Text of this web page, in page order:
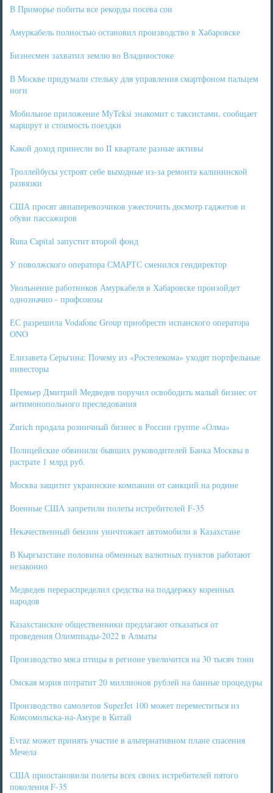
В Приморье побиты все рекорды посева сои
Амуркабель полностью остановил производство в Хабаровске
Бизнесмен захватил землю во Владивостоке
В Москве придумали стельку для управления смартфоном пальцем
ноги
Мобильное приложение MyTeksi знакомит с таксистами, сообщает
маршрут и стоимость поездки
Какой доход принесли во II квартале разные активы
Троллейбусы устроят себе выходные из-за ремонта калининской
развязки
США просят авиаперевозчиков ужесточить досмотр гаджетов и
обуви пассажиров
Runa Capital запустит второй фонд
У поволжского оператора СМАРТС сменился гендиректор
Увольнение работников Амуркабеля в Хабаровске произойдет
однозначно - профсоюзы
ЕС разрешила Vodafone Group приобрести испанского оператора
ONO
Елизавета Серьгина: Почему из «Ростелекома» уходят портфельные
инвесторы
Премьер Дмитрий Медведев поручил освободить малый бизнес от
антимонопольного преследования
Zurich продала розничный бизнес в России группе «Олма»
Полицейские обвинили бывших руководителей Банка Москвы в
растрате 1 млрд руб.
Москва защитит украинские компании от санкций на родине
Военные США запретили полеты истребителей F-35
Некачественный бензин уничтожает автомобили в Казахстане
В Кыргызстане половина обменных валютных пунктов работают
незаконно
Медведев перераспределил средства на поддержку коренных
народов
Казахстанские общественники предлагают отказаться от
проведения Олимпиады-2022 в Алматы
Производство мяса птицы в регионе увеличится на 30 тысяч тонн
Омская мэрия потратит 20 миллионов рублей на банные процедуры
Производство самолетов SuperJet 100 может переместиться из
Комсомольска-на-Амуре в Китай
Evraz может принять участие в альтернативном плане спасения
Мечела
США приостановили полеты всех своих истребителей пятого
поколения F-35